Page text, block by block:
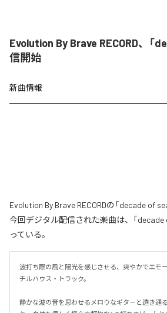
Evolution By Brave RECORD、「
信開始
新曲情報
Evolution By Brave RECORDの「decade of
今回デジタル配信された楽曲は、「decade
っている。
波打ち際の風と陽光を感じさせる、爽やかでエモ
チルハウス・トラック。
静かな波の音を思わせるメロウなギターと透き通